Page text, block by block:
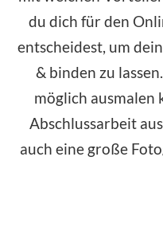
du dich für den
entscheidest, um
& binden zu
möglich ausmalen
Abschlussarbeit
auch eine große